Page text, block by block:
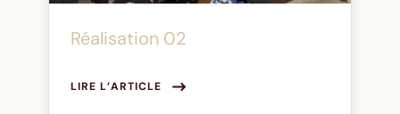
Réalisation 02
LIRE L’ARTICLE